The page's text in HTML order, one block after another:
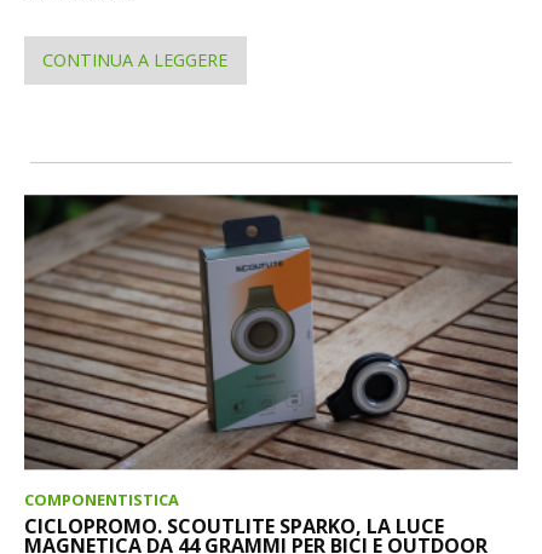
CONTINUA A LEGGERE
COMPONENTISTICA
CICLOPROMO. SCOUTLITE SPARKO, LA LUCE
MAGNETICA DA 44 GRAMMI PER BICI E OUTDOOR